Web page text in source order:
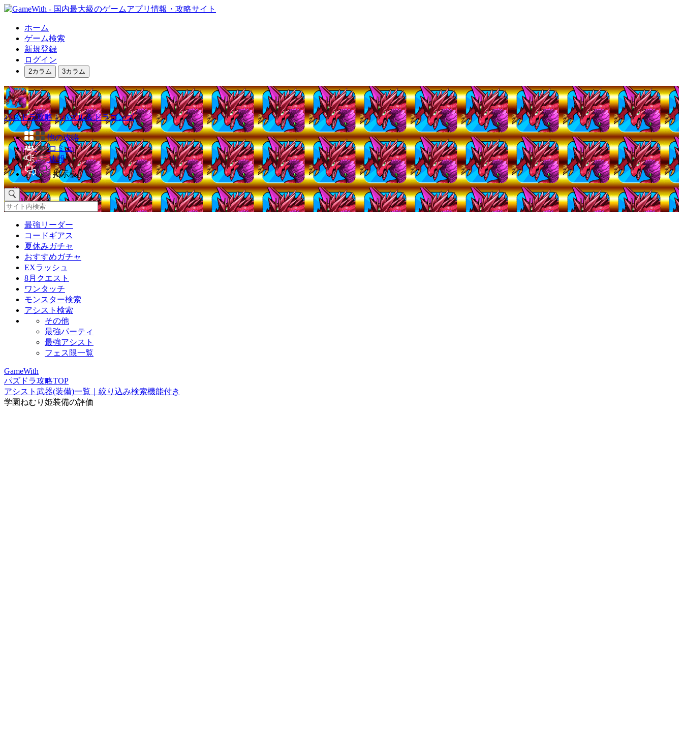
ホーム
ゲーム検索
新規登録
ログイン
2カラム 3カラム
パズドラ攻略｜パズル＆ドラゴンズ
他の攻略
コミュ
速報
掲示板
最強リーダー
コードギアス
夏休みガチャ
おすすめガチャ
EXラッシュ
8月クエスト
ワンタッチ
モンスター検索
アシスト検索
その他
最強パーティ
最強アシスト
フェス限一覧
GameWith
パズドラ攻略TOP
アシスト武器(装備)一覧｜絞り込み検索機能付き
学園ねむり姫装備の評価